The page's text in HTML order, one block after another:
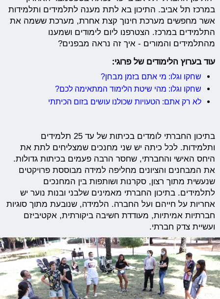
במרכז תל אביב. התיכון בא לתת מענה לתלמידים ותלמידות
אשר מחפשים מערכת חינוך קצת אחרת, מערכת ששמה את
התלמידים במרכז. הצטרפנו ליום לימודים ושמענו
מהתלמידים והמורים - איך זה נראה מבפנים?
עוד בערוץ הלימודים של פרוגי:
שחקו וגלו: מי אתם בזמן מבחן?
שחקו וגלו: מהי שיטת הלימוד המתאימה לכם?
לא רק אתם: הטעויות שכולנו עושים בזום הכיתתי
בתיכון החברתי לומדים בכיתות של עד 25 תלמידים
ותלמידות. לכל כיתה יש שני מחנכים שמצליחים לתת את
היחס האישי והחברתי, שחסר הרבה פעמים בכיתות גדולות.
את המבחנים והציונים מחליפה למידה מבוססת פרויקטים
שנעשית מתוך רצון, סקרנות ושותפות בין המחנכים
לתלמידים. בתיכון החברתי מאמינים שלבני ובנות נוער יש
אחריות על חייהם ועל החברה. הלמידה, שנובעת מתוך סוגיות
חברתיות אמיתיות, מעודדת חשיבה ביקורתית, אקטיביזם
ועשיית צדק חברתי.